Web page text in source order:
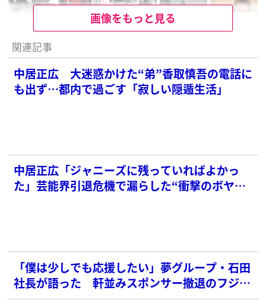
画像をもっと見る
関連記事
中居正広 大迷惑かけた“弟”香取慎吾の電話に
も出ず…都内で過ごす「寂しい隠遁生活」
中居正広「ジャニーズに残っていればよかっ
た」芸能界引退危機で漏らした“衝撃のボヤ
「僕は少しでも応援したい」夢グループ・石田
社長が語った 軒並みスポンサー撤退のフジテ